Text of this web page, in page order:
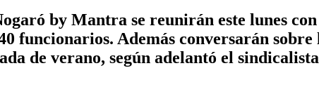
by Mantra se reunirán este lunes
funcionarios. Además conversarán
de verano, según adelantó el